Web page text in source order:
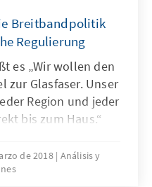
Breitbandpolitik
Regulierung
es „Wir wollen den
zur Glasfaser. Unser
Region und jeder
bis zum Haus.“
der
„Digitale
de 2018 Análisis y